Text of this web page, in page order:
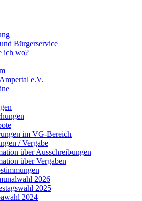
Bürgerservice
ich wo?
e.V.
im VG-Bereich
/ Vergabe
über Ausschreibungen
über Vergaben
2026
2025
2024